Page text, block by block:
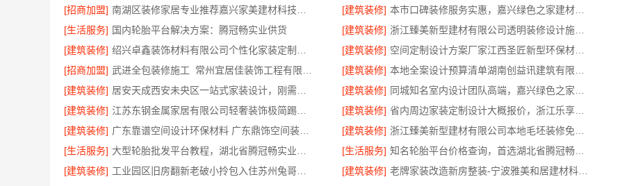
[招商加盟]
[建筑装修]
[生活服务] 国内轮胎平台解决方案：腾冠畅实业供货 [建筑装修]
[建筑装修]
[建筑装修]
[招商加盟]
[建筑装修]
[建筑装修]
[建筑装修]
[建筑装修]
[建筑装修]
[建筑装修]
[建筑装修]
[生活服务]
[生活服务]
[建筑装修]
[建筑装修]